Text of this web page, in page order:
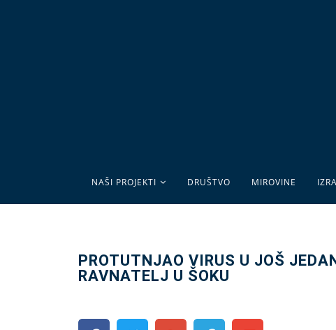
NAŠI PROJEKTI DRUŠTVO MIROVINE
PROTUTNJAO VIRUS U JOŠ
RAVNATELJ U ŠOKU